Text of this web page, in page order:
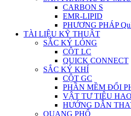
CARBON S
EMR-LIPID
PHƯƠNG PHÁP
TÀI LIỆU KỸ THUẬT
SẮC KÝ LỎNG
CỘT LC
QUICK CONNECT
SẮC KÝ KHÍ
CỘT GC
PHẦN MỀM ĐỔI
VẬT TƯ TIÊU
HƯỚNG DẪN
QUANG PHỔ